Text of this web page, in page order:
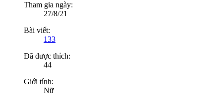
Tham gia ngày:
27/8/21
Bài viết:
133
Đã được thích:
44
Giới tính:
Nữ